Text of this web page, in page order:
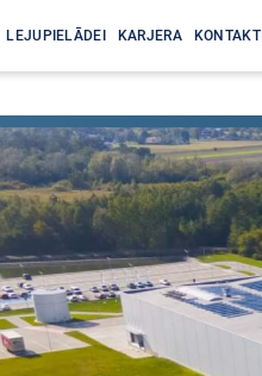
LEJUPIELĀDEI KARJERA KONTAKTI